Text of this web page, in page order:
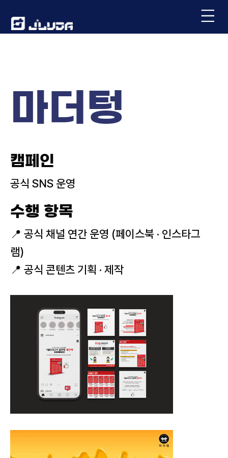
마더텅
캠페인
공식 SNS 운영
수행 항목
📍 공식 채널 연간 운영 (페이스북 · 인스타그
램)
📍 공식 콘텐츠 기획 · 제작